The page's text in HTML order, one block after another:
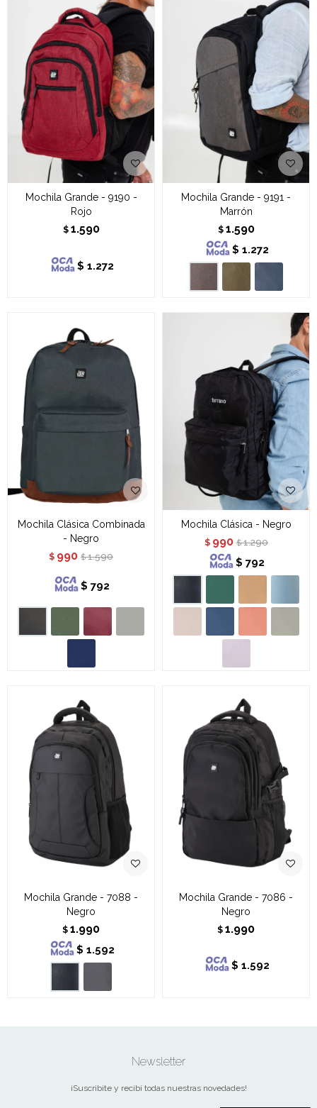
Mochila Grande - 9190 -
Rojo
$ 1.590
$ 1.272
Mochila Grande - 9191 -
Marrón
$ 1.590
$ 1.272
Mochila Clásica Combinada
- Negro
$ 990 $ 1.590
$ 792
Mochila Clásica - Negro
$ 990 $ 1.290
$ 792
Mochila Grande - 7088 -
Negro
$ 1.990
$ 1.592
Mochila Grande - 7086 -
Negro
$ 1.990
$ 1.592
Newsletter
¡Suscribite y recibí todas nuestras novedades!